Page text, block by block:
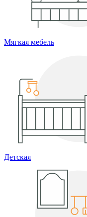
Мягкая мебель
Детская